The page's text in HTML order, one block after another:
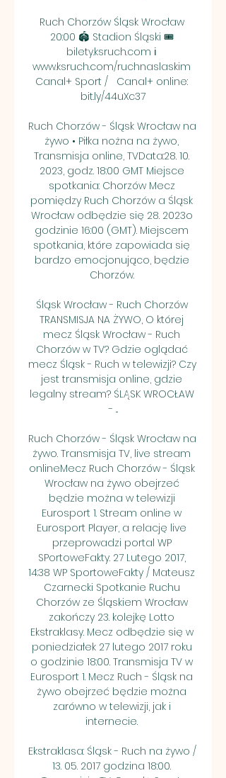
Ruch Chorzów Śląsk Wrocław
20:00 🏟️ Stadion Śląski 🎟️
bilety.ksruch.com ℹ️
www.ksruch.com/ruchnaslaskim
Canal+ Sport /   Canal+ online:
bit.ly/44uXc37
Ruch Chorzów - Śląsk Wrocław na
żywo • Piłka nożna na żywo,
Transmisja online, TVData:28. 10.
2023, godz. 18:00 GMT Miejsce
spotkania: Chorzów Mecz
pomiędzy Ruch Chorzów a Śląsk
Wrocław odbędzie się 28. 2023o
godzinie 16:00 (GMT). Miejscem
spotkania, które zapowiada się
bardzo emocjonująco, będzie
Chorzów.
Śląsk Wrocław - Ruch Chorzów
TRANSMISJA NA ŻYWO, O której
mecz Śląsk Wrocław - Ruch
Chorzów w TV? Gdzie oglądać
mecz Śląsk - Ruch w telewizji? Czy
jest transmisja online, gdzie
legalny stream? ŚLĄSK WROCŁAW
- ...
Ruch Chorzów - Śląsk Wrocław na
żywo. Transmisja TV, live stream
onlineMecz Ruch Chorzów - Śląsk
Wrocław na żywo obejrzeć
będzie można w telewizji
Eurosport 1. Stream online w
Eurosport Player, a relację live
przeprowadzi portal WP
SPortoweFakty. 27 Lutego 2017,
14:38 WP SportoweFakty / Mateusz
Czarnecki Spotkanie Ruchu
Chorzów ze Śląskiem Wrocław
zakończy 23. kolejkę Lotto
Ekstraklasy. Mecz odbędzie się w
poniedziałek 27 lutego 2017 roku
o godzinie 18:00. Transmisja TV w
Eurosport 1. Mecz Ruch - Śląsk na
żywo obejrzeć będzie można
zarówno w telewizji, jak i
internecie.
Ekstraklasa: Śląsk - Ruch na żywo /
13. 05. 2017 godzina 18:00.